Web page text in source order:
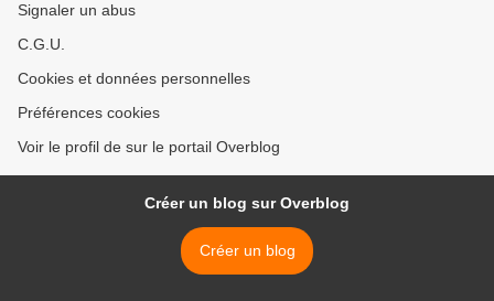
Signaler un abus
C.G.U.
Cookies et données personnelles
Préférences cookies
Voir le profil de sur le portail Overblog
Créer un blog sur Overblog
Créer un blog